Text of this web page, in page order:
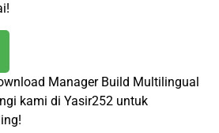
Manager Build Multilingual
kami di Yasir252 untuk